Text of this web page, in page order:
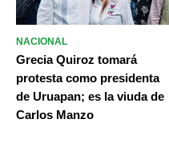
NACIONAL
Grecia Quiroz tomará
protesta como presidenta
de Uruapan; es la viuda de
Carlos Manzo